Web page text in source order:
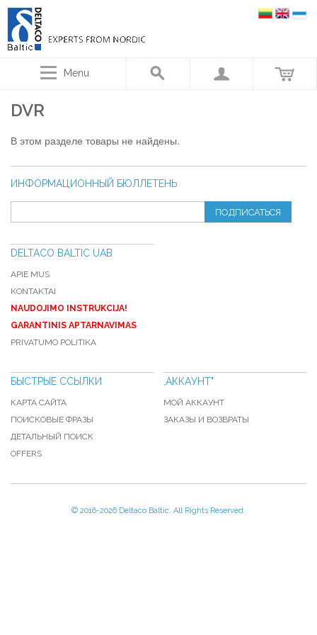
Menu
DVR
В этом разделе товары не найдены.
ИНФОРМАЦИОННЫЙ БЮЛЛЕТЕНЬ
ПОДПИСАТЬСЯ
DELTACO BALTIC UAB
APIE MUS
KONTAKTAI
NAUDOJIMO INSTRUKCIJA!
GARANTINIS APTARNAVIMAS
PRIVATUMO POLITIKA
БЫСТРЫЕ ССЫЛКИ
КАРТА САЙТА
ПОИСКОВЫЕ ФРАЗЫ
ДЕТАЛЬНЫЙ ПОИСК
OFFERS
,АККАУНТ"
МОЙ АККАУНТ
ЗАКАЗЫ И ВОЗВРАТЫ
© 2016-2026 Deltaco Baltic. All Rights Reserved.